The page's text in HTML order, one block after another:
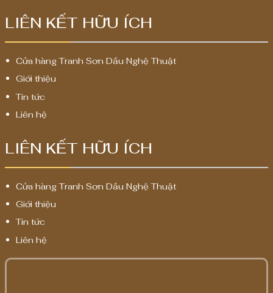
LIÊN KẾT HỮU ÍCH
Cửa hàng Tranh Sơn Dầu Nghệ Thuật
Giới thiệu
Tin tức
Liên hệ
LIÊN KẾT HỮU ÍCH
Cửa hàng Tranh Sơn Dầu Nghệ Thuật
Giới thiệu
Tin tức
Liên hệ